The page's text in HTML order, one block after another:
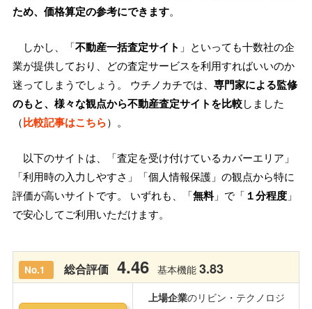
ため、価格算定の参考にできます。
しかし、「不動産一括査定サイト 」といっても十数社の企
業が提供しており、どの査定サービスを利用すればいいのか
迷ってしまうでしょう。 ウチノカチでは、 専門家による監修
のもと、様々な観点から不動産査定サイトを比較しました
（比較記事はこちら）。
以下のサイトは、「査定を受け付けているカバーエリア」
「利用時の入力しやすさ」「個人情報保護」の観点から特に
評価が高いサイトです。 いずれも、「無料」で「 １分程度 」
で安心してご利用いただけます。